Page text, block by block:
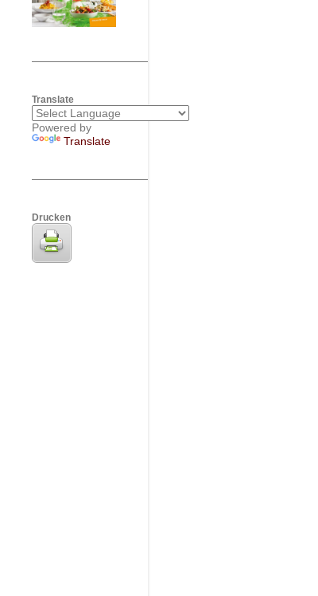
Translate
Powered by
Translate
Drucken